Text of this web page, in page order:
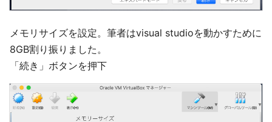
メモリサイズを設定。筆者はvisual studioを動かすために
8GB割り振りました。
「続き」ボタンを押下